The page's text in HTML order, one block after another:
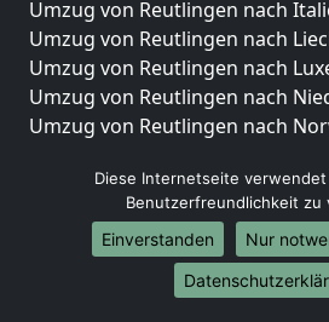
Umzug von Reutlingen nach
Umzug von Reutlingen nach
Umzug von Reutlingen nach
Umzug von Reutlingen nach
Umzug von Reutlingen nach
Umzüge-Deutschlandweit
Umzug von Reutlingen nach
Umzug von Reutlingen nach
Umzug von Reutlingen nach
Umzug von Reutlingen nach
Diese Internetseite verwendet
Benutzerfreundlichkeit zu
Einverstanden
Nur